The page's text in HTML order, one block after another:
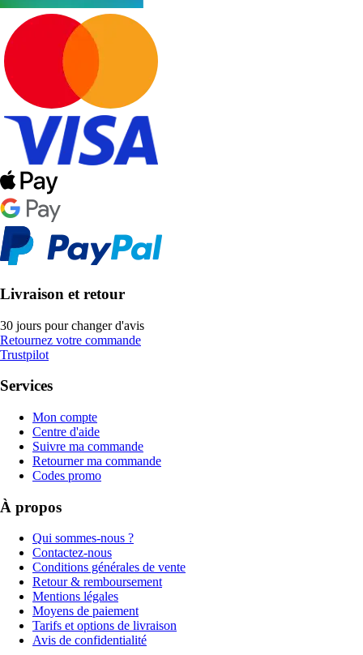
Livraison et retour
30 jours pour changer d'avis
Retournez votre commande
Trustpilot
Services
Mon compte
Centre d'aide
Suivre ma commande
Retourner ma commande
Codes promo
À propos
Qui sommes-nous ?
Contactez-nous
Conditions générales de vente
Retour & remboursement
Mentions légales
Moyens de paiement
Tarifs et options de livraison
Avis de confidentialité